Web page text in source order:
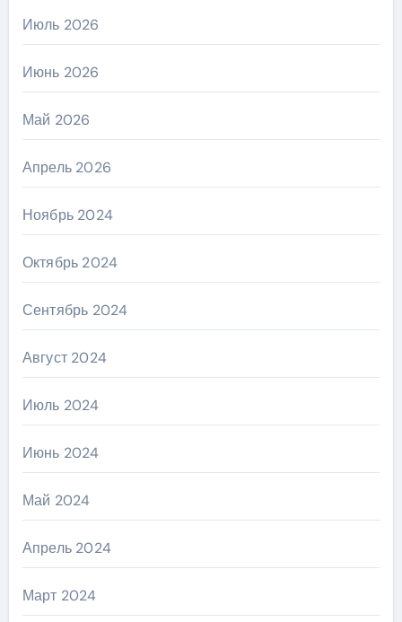
Июль 2026
Июнь 2026
Май 2026
Апрель 2026
Ноябрь 2024
Октябрь 2024
Сентябрь 2024
Август 2024
Июль 2024
Июнь 2024
Май 2024
Апрель 2024
Март 2024